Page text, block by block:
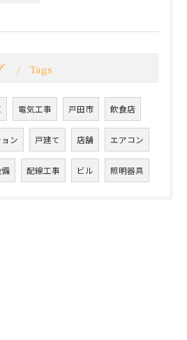
Tags
電気工事 戸田市 飲食店
ン 戸建て 店舗 エアコン
配線工事 ビル 照明器具